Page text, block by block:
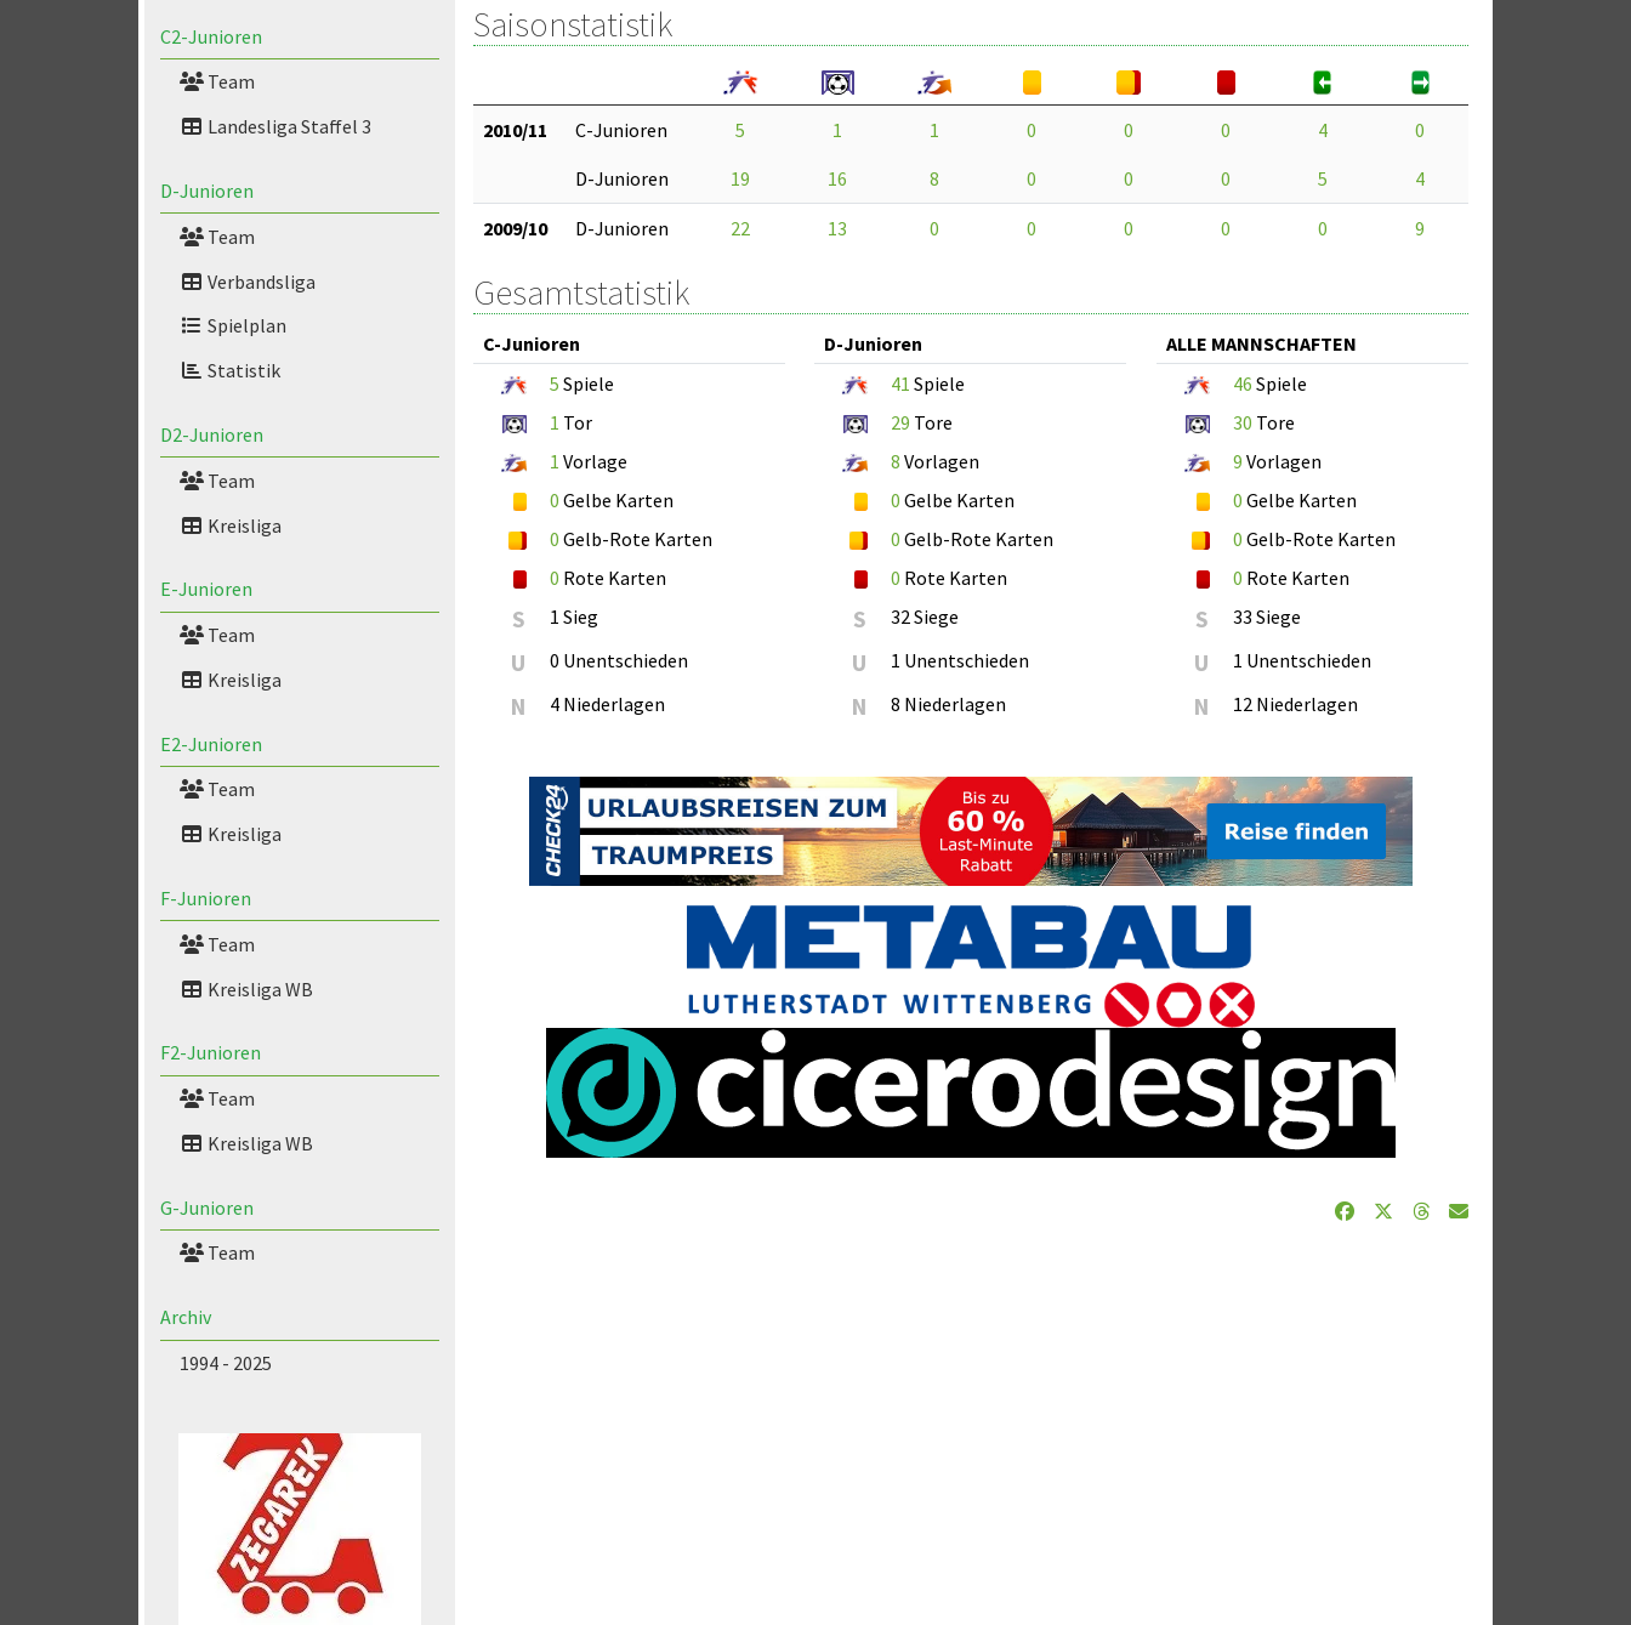
C2-Junioren
Team
Landesliga Staffel 3
D-Junioren
Team
Verbandsliga
Spielplan
Statistik
D2-Junioren
Team
Kreisliga
E-Junioren
Team
Kreisliga
E2-Junioren
Team
Kreisliga
F-Junioren
Team
Kreisliga WB
F2-Junioren
Team
Kreisliga WB
G-Junioren
Team
Archiv
1994 - 2025
Saisonstatistik
2010/11 C-Junioren 5 1 1 0 0 0 4
0
D-Junioren
19 16 8 0 0 0 5 4
2009/10 D-Junioren 22 13 0 0 0 0 0 9
Gesamtstatistik
C-Junioren
5 Spiele
1 Tor
1 Vorlage
0 Gelbe Karten
0 Gelb-Rote Karten
0 Rote Karten
S 1 Sieg
U 0 Unentschieden
N 4 Niederlagen
D-Junioren
41 Spiele
29 Tore
8 Vorlagen
0 Gelbe Karten
0 Gelb-Rote Karten
0 Rote Karten
S 32 Siege
U 1 Unentschieden
N 8 Niederlagen
ALLE MANNSCHAFTEN
46 Spiele
30 Tore
9 Vorlagen
0 Gelbe Karten
0 Gelb-Rote Karten
0 Rote Karten
S 33 Siege
U 1 Unentschieden
N 12 Niederlagen